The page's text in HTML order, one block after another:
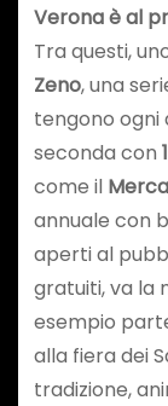
Verona è al
Tra questi,
Zeno, una
tengono ogni
seconda con
come il
annuale con
aperti al
gratuiti, va la
esempio
alla fiera dei
tradizione,